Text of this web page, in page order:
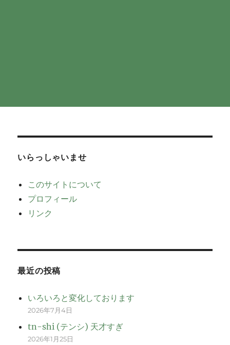
いらっしゃいませ
このサイトについて
プロフィール
リンク
最近の投稿
いろいろと変化しております
2026年7月4日
tn-shi (テンシ) 天才すぎ
2026年1月25日